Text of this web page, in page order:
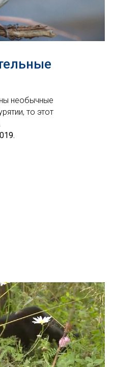
необычные
то этот